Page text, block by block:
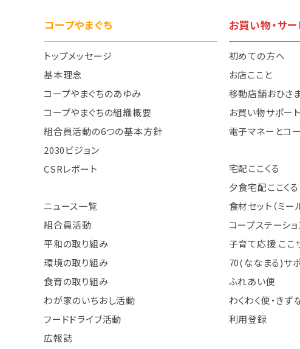
コープやまぐち
トップメッセージ
基本理念
コープやまぐちのあゆみ
コープやまぐちの組織概要
組合員活動の6つの基本方針
2030ビジョン
CSRレポート
ニュース一覧
組合員活動
平和の取り組み
環境の取り組み
食育の取り組み
わが家のいちおし活動
フードドライブ活動
広報誌
お買い物・サ
初めての方へ
お店ここと
移動店舗おひさ
お買い物サポー
電子マネーとコ
宅配ここくる
夕食宅配ここくる
食材セット（ミー
コープステーシ
子育て応援 ここ
70(ななまる)サ
ふれあい便
わくわく便・きず
利用登録